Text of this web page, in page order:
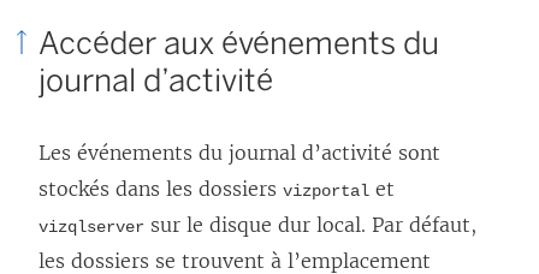
Accéder aux événements du
journal d’activité
Les événements du journal d’activité sont
stockés dans les dossiers vizportal et
vizqlserver sur le disque dur local. Par défaut,
les dossiers se trouvent à l’emplacement